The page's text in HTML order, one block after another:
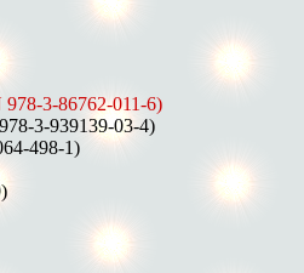
3-86762-011-6)
3-939139-03-4)
498-1)